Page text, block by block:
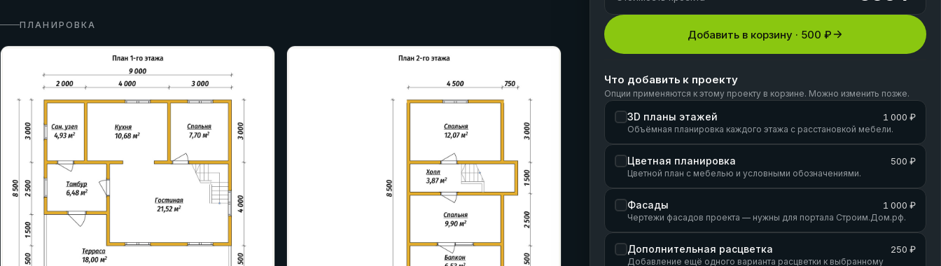
ПЛАНИРОВКА
Добавить в корзину · 500 ₽
Что добавить к проекту
Опции применяются к этому проекту в корзине. Можно изменить позже.
3D планы этажей 1 000 ₽
Объёмная планировка каждого этажа с расстановкой мебели.
Цветная планировка 500 ₽
Цветной план с мебелью и условными обозначениями.
Фасады 1 000 ₽
Чертежи фасадов проекта — нужны для портала Строим.Дом.рф.
Дополнительная расцветка 250 ₽
Добавление ещё одного варианта расцветки к выбранному